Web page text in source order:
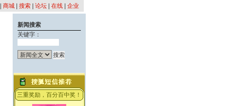
商城 搜索 论坛 在线 企业
新闻搜索
关键字：
三重奖励，百分百中奖！